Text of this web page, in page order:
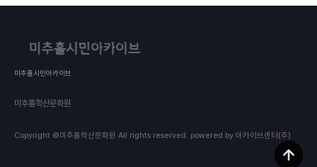
미추홀시민아카이브
미추홀학산문화원
Copyright ©미추홀학산문화원 All rights reserved. powered by 아카이브센터(주)